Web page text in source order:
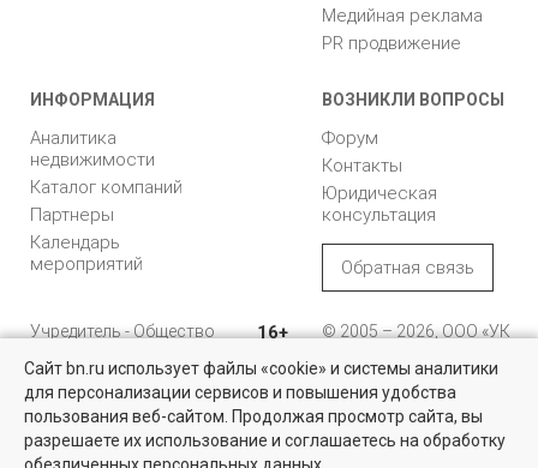
Найти квартиру - это просто!
Выбирайте среди 14 тысяч проверенных вариантов на вторичом
рынке жилья на портале BN.ru
Медийная реклама
PR продвижение
ИНФОРМАЦИЯ
Аналитика
недвижимости
Каталог компаний
Партнеры
Календарь
мероприятий
ВОЗНИКЛИ ВОПРОСЫ
Форум
Контакты
Юридическая
консультация
Обратная связь
Учредитель - Общество
ответственностью
"Управляющая
компания "Бюллетень
недвижимости"
16+
© 2005 – 2026, ООО «УК
196105, Санкт-
Петербург, пр. Юрия
Гагарина, 1
Сайт bn.ru использует файлы «cookie» и системы аналитики
для персонализации сервисов и повышения удобства
пользования веб-сайтом. Продолжая просмотр сайта, вы
разрешаете их использование и соглашаетесь на обработку